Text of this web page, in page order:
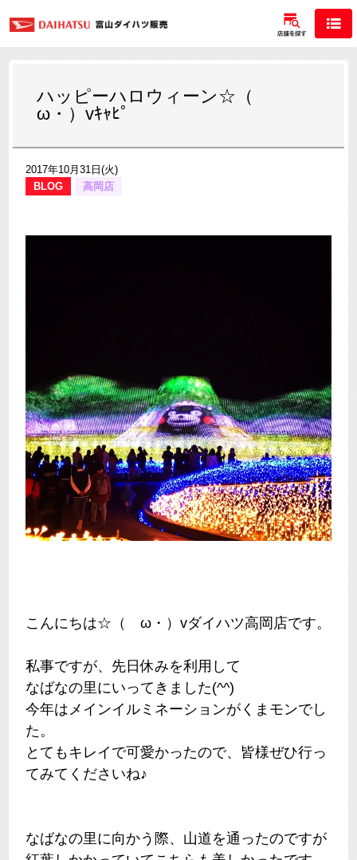
ハッピーハロウィーン☆（ゝ
ω・）vｷｬﾋﾟ
2017年10月31日(火)
BLOG
高岡店
こんにちは☆（ゝω・）vダイハツ高岡店です。
私事ですが、先日休みを利用して
なばなの里にいってきました(^^)
今年はメインイルミネーションがくまモンでし
た。
とてもキレイで可愛かったので、皆様ぜひ行っ
てみてくださいね♪
なばなの里に向かう際、山道を通ったのですが